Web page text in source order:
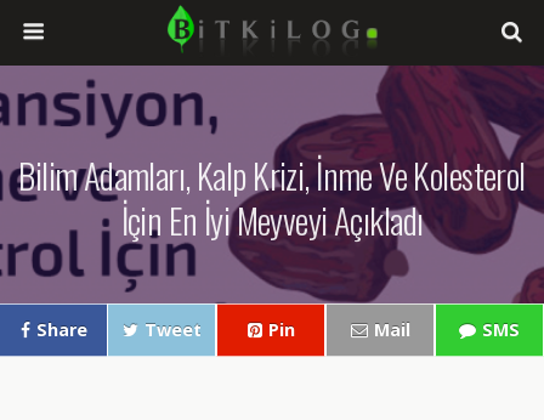
Bilim Adamları, Kalp Krizi, İnme Ve Kolesterol
İçin En İyi Meyveyi Açıkladı
Share Tweet Pin Mail SMS